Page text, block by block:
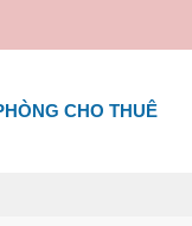
CHO THUÊ